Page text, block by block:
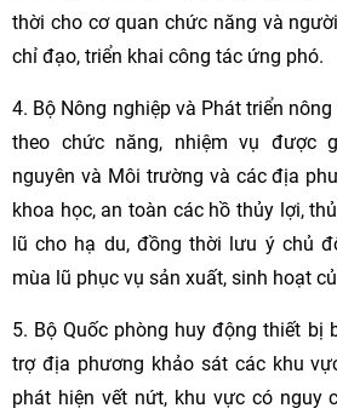
thời cho cơ quan chức năng và
chỉ đạo, triển khai công tác ứng phó.
4. Bộ Nông nghiệp và Phát triển
theo chức năng, nhiệm vụ được
nguyên và Môi trường và các địa
khoa học, an toàn các hồ thủy lợi,
lũ cho hạ du, đồng thời lưu ý chủ
mùa lũ phục vụ sản xuất, sinh hoạt
5. Bộ Quốc phòng huy động thiết bị
trợ địa phương khảo sát các khu
phát hiện vết nứt, khu vực có nguy